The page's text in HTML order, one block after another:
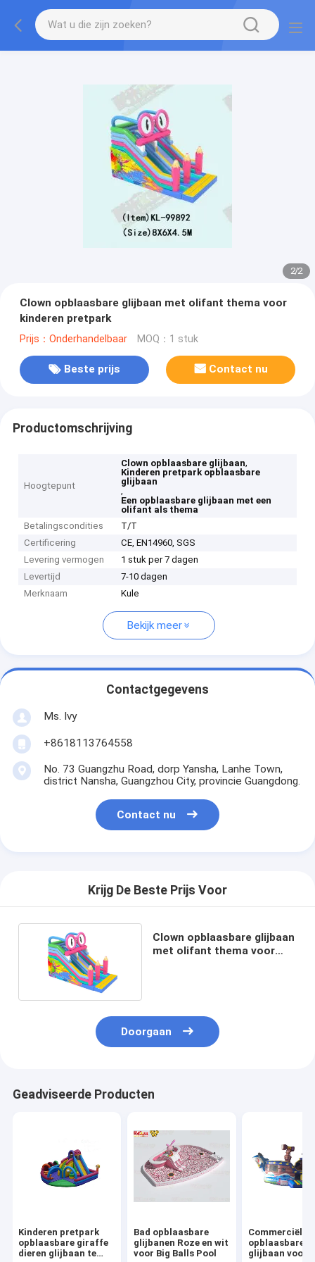
2/2
Clown opblaasbare glijbaan met olifant thema voor
kinderen pretpark
Prijs：Onderhandelbaar MOQ：1 stuk
Beste prijs Contact nu
Productomschrijving
Hoogtepunt
Clown opblaasbare glijbaan,
Kinderen pretpark opblaasbare
glijbaan
,
Een opblaasbare glijbaan met een
olifant als thema
Betalingscondities
T/T
Certificering
CE, EN14960, SGS
Levering vermogen
1 stuk per 7 dagen
Levertijd
7-10 dagen
Merknaam
Kule
Bekijk meer
Contactgegevens
Ms. Ivy
+8618113764558
No. 73 Guangzhu Road, dorp Yansha, Lanhe Town,
district Nansha, Guangzhou City, provincie Guangdong.
Contact nu
Krijg De Beste Prijs Voor
Clown opblaasbare glijbaan
met olifant thema voor
Doorgaan
Geadviseerde Producten
Kinderen pretpark
opblaasbare giraffe
dieren glijbaan te
Bad opblaasbare
glijbanen Roze en wit
voor Big Balls Pool
Commerciële
opblaasbare
glijbaan voor